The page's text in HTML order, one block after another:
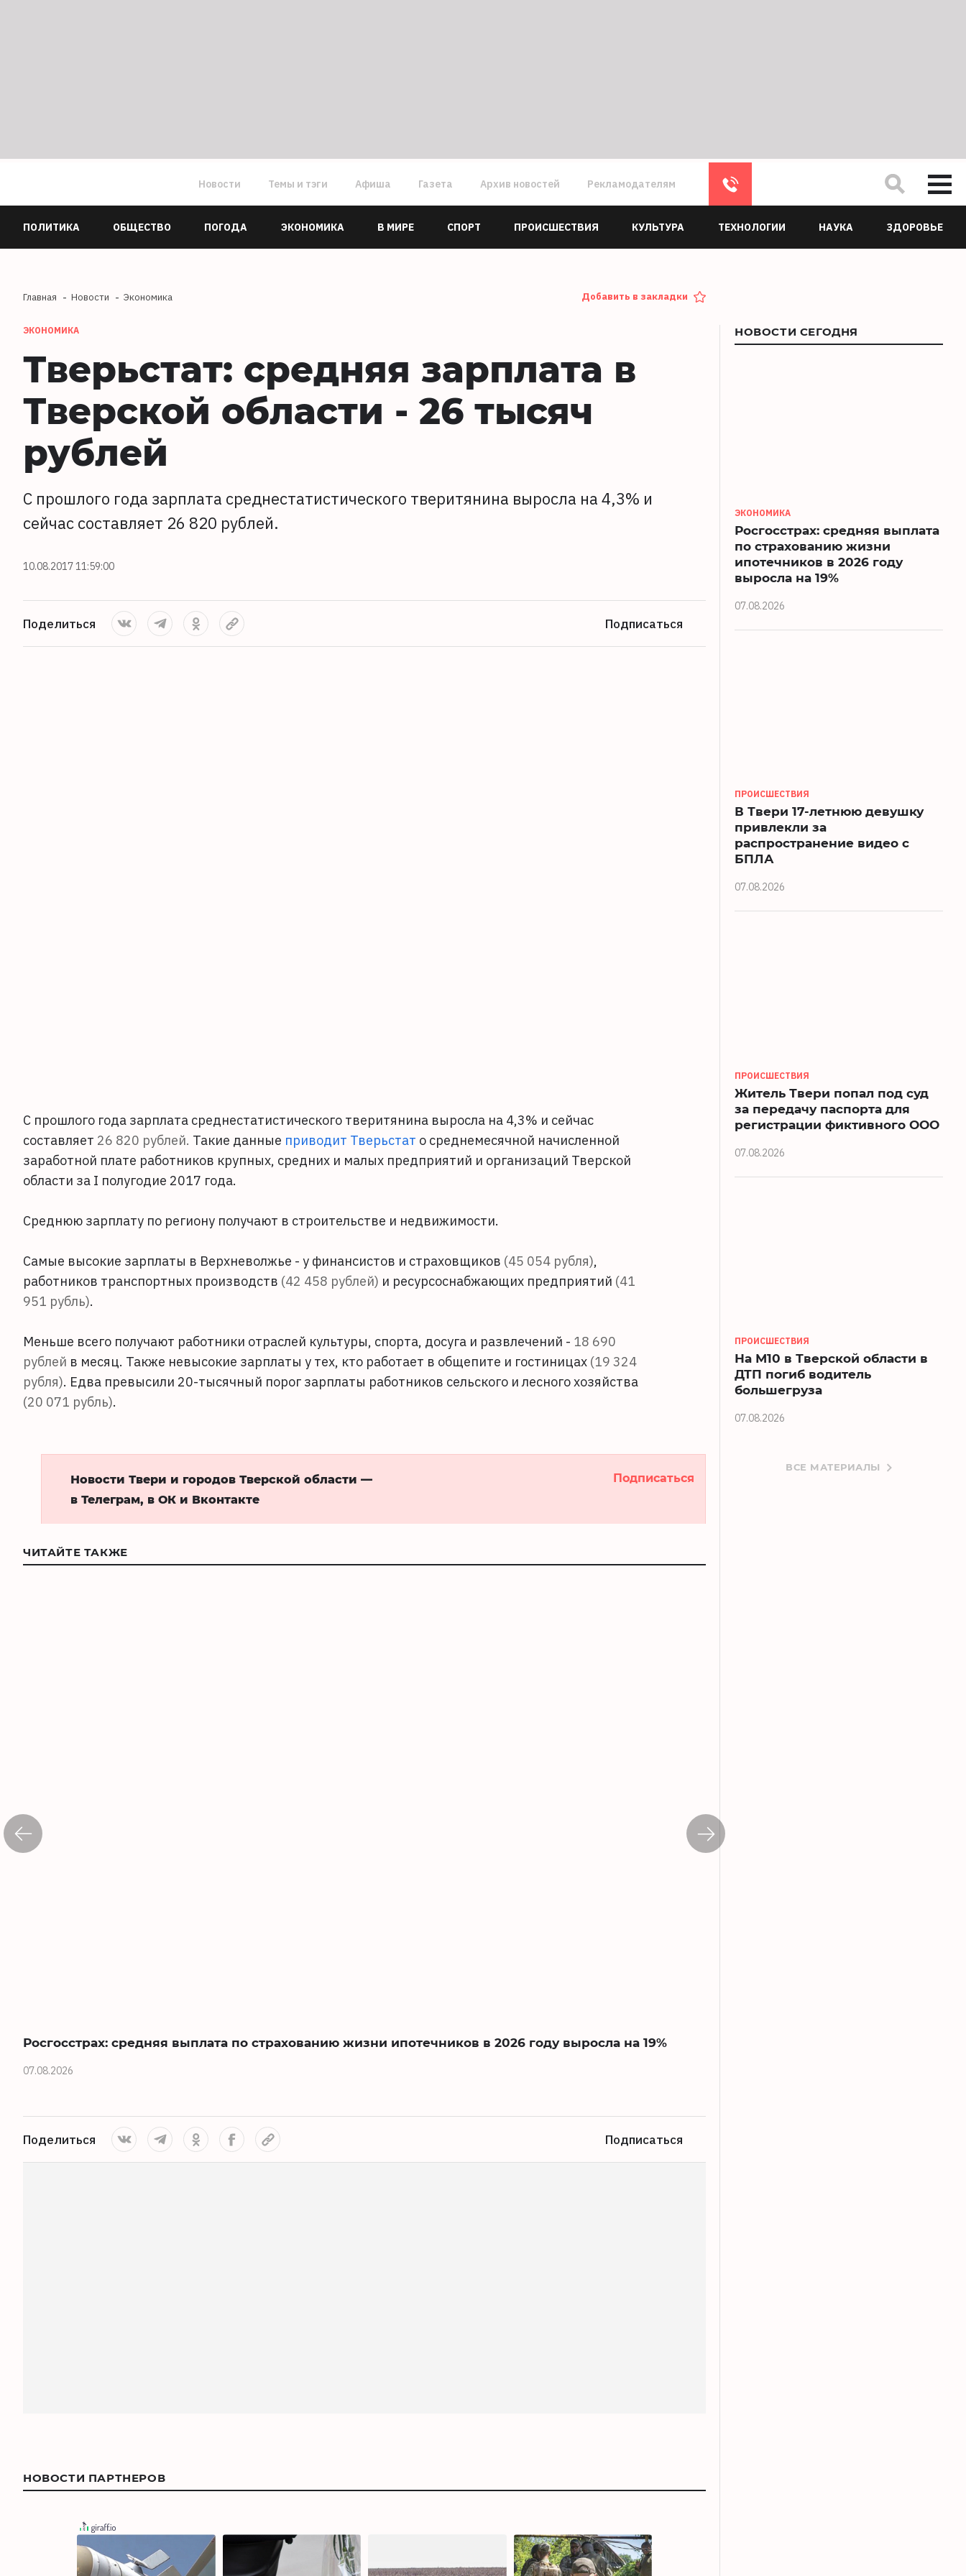
Новости Темы и тэги Афиша Газета Архив новостей Рекламодателям
ПОЛИТИКА ОБЩЕСТВО ПОГОДА ЭКОНОМИКА В МИРЕ СПОРТ ПРОИСШЕСТВИЯ КУЛЬТУРА ТЕХНОЛОГИИ НАУКА ЗДОРОВЬЕ
Главная Новости Экономика Добавить в закладки
ЭКОНОМИКА
Тверьстат: средняя зарплата в
Тверской области - 26 тысяч
рублей
С прошлого года зарплата среднестатистического тверитянина выросла на 4,3% и
сейчас составляет 26 820 рублей.
10.08.2017 11:59:00
Поделиться Подписаться
С прошлого года зарплата среднестатистического тверитянина выросла на 4,3% и сейчас
составляет 26 820 рублей. Такие данные приводит Тверьстат о среднемесячной начисленной
заработной плате работников крупных, средних и малых предприятий и организаций Тверской
области за I полугодие 2017 года.
Среднюю зарплату по региону получают в строительстве и недвижимости.
Самые высокие зарплаты в Верхневолжье - у финансистов и страховщиков (45 054 рубля),
работников транспортных производств (42 458 рублей) и ресурсоснабжающих предприятий (41
951 рубль).
Меньше всего получают работники отраслей культуры, спорта, досуга и развлечений - 18 690
рублей в месяц. Также невысокие зарплаты у тех, кто работает в общепите и гостиницах (19 324
рубля). Едва превысили 20-тысячный порог зарплаты работников сельского и лесного хозяйства
(20 071 рубль).
Новости Твери и городов Тверской области —
в Телеграм, в ОК и Вконтакте
Подписаться
ЧИТАЙТЕ ТАКЖЕ
Росгосстрах: средняя выплата по страхованию жизни ипотечников в 2026 году выросла на 19%
07.08.2026
Поделиться Подписаться
НОВОСТИ ПАРТНЕРОВ
НОВОСТИ СЕГОДНЯ
ЭКОНОМИКА
Росгосстрах: средняя выплата
по страхованию жизни
ипотечников в 2026 году
выросла на 19%
07.08.2026
ПРОИСШЕСТВИЯ
В Твери 17-летнюю девушку
привлекли за
распространение видео с
БПЛА
07.08.2026
ПРОИСШЕСТВИЯ
Житель Твери попал под суд
за передачу паспорта для
регистрации фиктивного ООО
07.08.2026
ПРОИСШЕСТВИЯ
На М10 в Тверской области в
ДТП погиб водитель
большегруза
07.08.2026
ВСЕ МАТЕРИАЛЫ